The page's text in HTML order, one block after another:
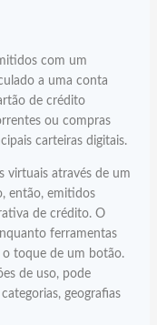
com um
a uma conta
de crédito
ou compras
carteiras digitais.
virtuais através de um
então, emitidos
de crédito. O
ferramentas
toque de um botão.
de uso, pode
geografias